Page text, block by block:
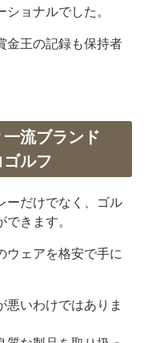
ョナルでした。
金王の記録も保持者
流ブランド
ルフ
ーだけでなく、ゴル
きます。
ウェアを格安で手に
悪いわけではありま